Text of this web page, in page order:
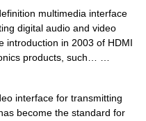
multimedia interface
digital audio and video
in 2003 of HDMI
products, such… …
interface for transmitting
become the standard for